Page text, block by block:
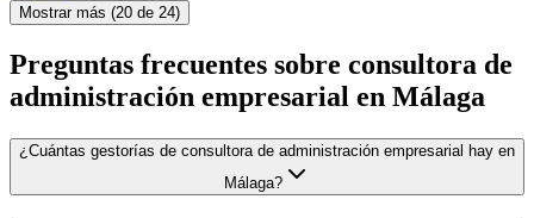
Mostrar más (20 de 24)
Preguntas frecuentes sobre consultora de
administración empresarial en Málaga
¿Cuántas gestorías de consultora de administración empresarial hay en
Málaga?